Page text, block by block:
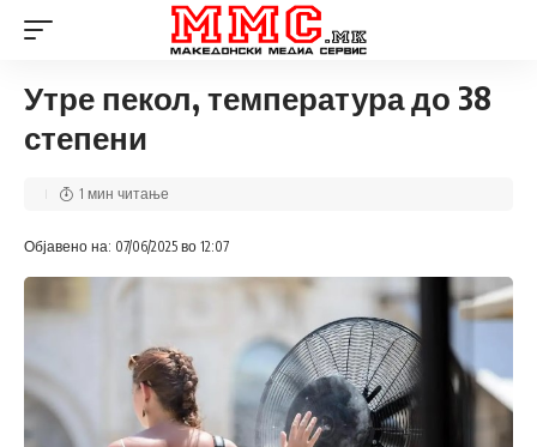
Утре пекол, температура до 38
степени
Објавено на: 07/06/2025 во 12:07
1 мин читање